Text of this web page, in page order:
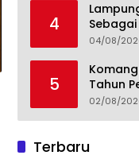
4
dan
Fondasi
Emas
04/08/
5
Tahun
Optical
02/08/
Terbaru